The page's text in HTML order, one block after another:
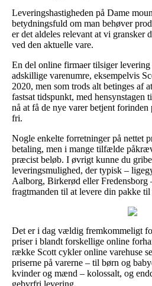
Leveringshastigheden på Dame
betydningsfuld om man behøver
er det aldeles relevant at vi gransker
ved den aktuelle vare.
En del online firmaer tilsiger levering
adskillige varenumre, eksempelvis
2020, men som trods alt betinges af
fastsat tidspunkt, med hensynstagen
nå at få de nye varer betjent forinden
fri.
Nogle enkelte forretninger på nettet
betaling, men i mange tilfælde
præcist beløb. I øvrigt kunne du
leveringsmulighed, der typisk –
Aalborg, Birkerød eller Fredensborg
fragtmanden til at levere din pakke til
Det er i dag vældig fremkommeligt
priser i blandt forskellige online
række Scott cykler online varehuse
priserne på varerne – til børn og
kvinder og mænd – kolossalt, og
gebyrfri levering.